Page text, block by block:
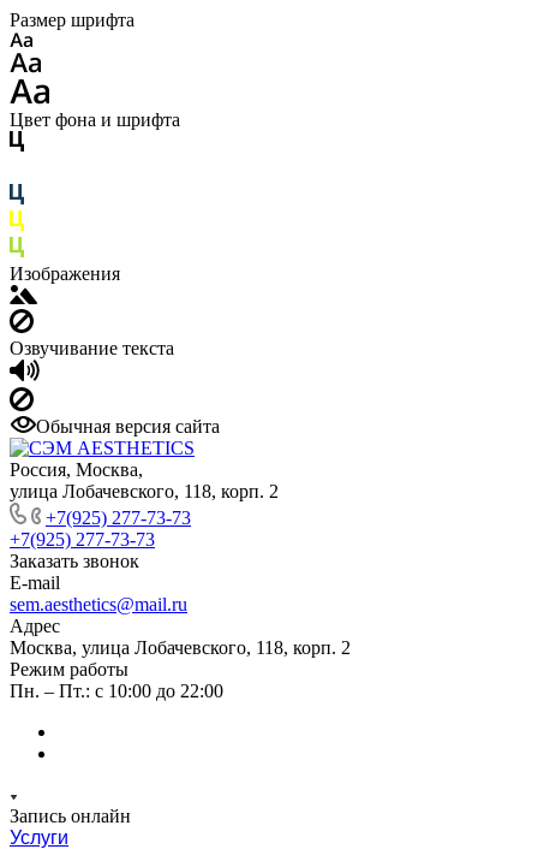
Размер шрифта
Цвет фона и шрифта
Изображения
Озвучивание текста
Обычная версия сайта
Россия, Москва,
улица Лобачевского, 118, корп. 2
+7(925) 277-73-73
+7(925) 277-73-73
Заказать звонок
E-mail
sem.aesthetics@mail.ru
Адрес
Москва, улица Лобачевского, 118, корп. 2
Режим работы
Пн. – Пт.: с 10:00 до 22:00
Запись онлайн
Услуги